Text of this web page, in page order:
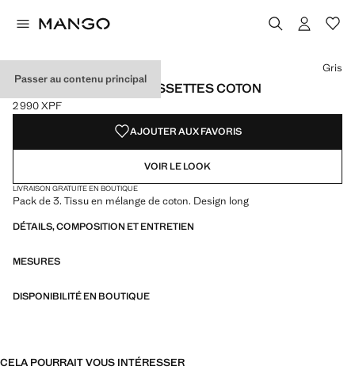
Passer au contenu principal
LOT 3 PAIRES DE CHAUSSETTES COTON
Prix actuel [2 990 XPF ]
2 990 XPF
Choisissez une couleur
Couleur Noir
Couleur Bleu marine foncé
Couleur Gris sélectionnée
Couleur Marron
Gris
AJOUTER AUX FAVORIS
VOIR LE LOOK
LIVRAISON GRATUITE EN BOUTIQUE
Pack de 3. Tissu en mélange de coton. Design long
DÉTAILS, COMPOSITION ET ENTRETIEN
MESURES
DISPONIBILITÉ EN BOUTIQUE
CELA POURRAIT VOUS INTÉRESSER